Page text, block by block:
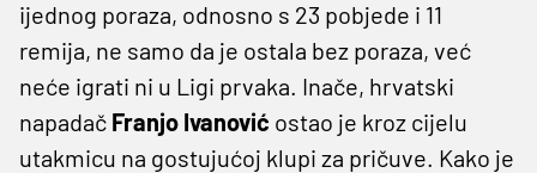
ijednog poraza, odnosno s 23 pobjede i 11
remija, ne samo da je ostala bez poraza, već
neće igrati ni u Ligi prvaka. Inače, hrvatski
napadač Franjo Ivanović ostao je kroz cijelu
utakmicu na gostujućoj klupi za pričuve. Kako je